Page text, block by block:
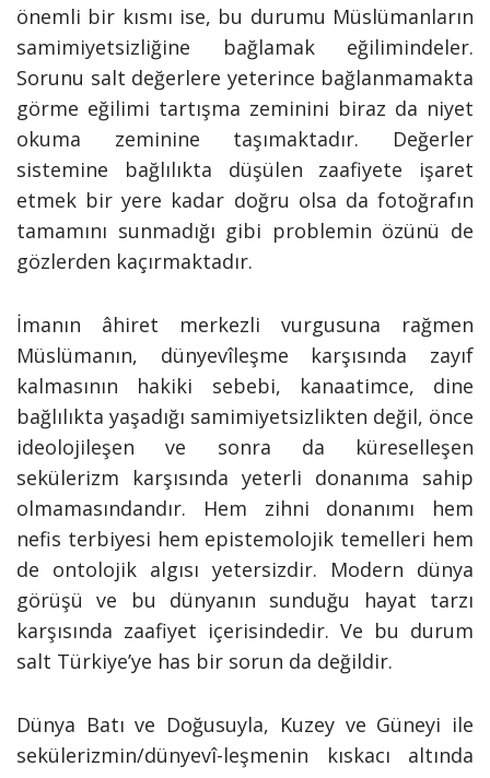
önemli bir kısmı ise, bu durumu Müslümanların
samimiyetsizliğine bağlamak eğilimindeler.
Sorunu salt değerlere yeterince bağlanmamakta
görme eğilimi tartışma zeminini biraz da niyet
okuma zeminine taşımaktadır. Değerler
sistemine bağlılıkta düşülen zaafiyete işaret
etmek bir yere kadar doğru olsa da fotoğrafın
tamamını sunmadığı gibi problemin özünü de
gözlerden kaçırmaktadır.
İmanın âhiret merkezli vurgusuna rağmen
Müslümanın, dünyevîleşme karşısında zayıf
kalmasının hakiki sebebi, kanaatimce, dine
bağlılıkta yaşadığı samimiyetsizlikten değil, önce
ideolojileşen ve sonra da küreselleşen
sekülerizm karşısında yeterli donanıma sahip
olmamasındandır. Hem zihni donanımı hem
nefis terbiyesi hem epistemolojik temelleri hem
de ontolojik algısı yetersizdir. Modern dünya
görüşü ve bu dünyanın sunduğu hayat tarzı
karşısında zaafiyet içerisindedir. Ve bu durum
salt Türkiye’ye has bir sorun da değildir.
Dünya Batı ve Doğusuyla, Kuzey ve Güneyi ile
sekülerizmin/dünyevî-leşmenin kıskacı altında